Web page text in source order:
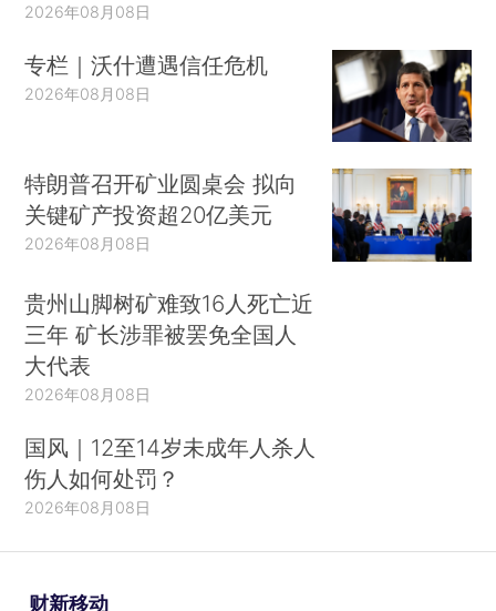
2026年08月08日
专栏｜沃什遭遇信任危机
2026年08月08日
特朗普召开矿业圆桌会 拟向
关键矿产投资超20亿美元
2026年08月08日
贵州山脚树矿难致16人死亡近
三年 矿长涉罪被罢免全国人
大代表
2026年08月08日
国风｜12至14岁未成年人杀人
伤人如何处罚？
2026年08月08日
财新移动